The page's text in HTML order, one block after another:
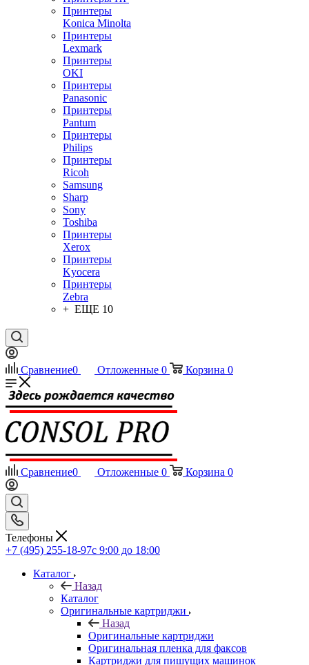
Принтеры
Konica Minolta
Принтеры
Lexmark
Принтеры
OKI
Принтеры
Panasonic
Принтеры
Pantum
Принтеры
Philips
Принтеры
Ricoh
Samsung
Sharp
Sony
Toshiba
Принтеры
Xerox
Принтеры
Kyocera
Принтеры
Zebra
+ ЕЩЕ 10
Сравнение0 Отложенные 0 Корзина 0
Сравнение0 Отложенные 0 Корзина 0
Телефоны
+7 (495) 255-18-97с 9:00 до 18:00
Каталог
Назад
Каталог
Оригинальные картриджи
Назад
Оригинальные картриджи
Оригинальная пленка для факсов
Картриджи для пишущих машинок